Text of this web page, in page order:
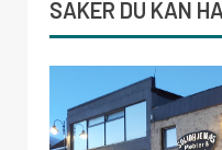
SAKER DU KAN